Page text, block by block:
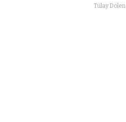
Tülay Dölen